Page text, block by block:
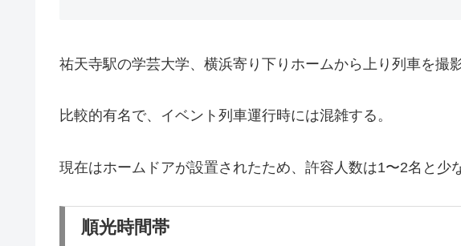
祐天寺駅の学芸大学、横浜寄り下りホームから上り列車を撮
比較的有名で、イベント列車運行時には混雑する。
現在はホームドアが設置されたため、許容人数は1〜2名と少
順光時間帯